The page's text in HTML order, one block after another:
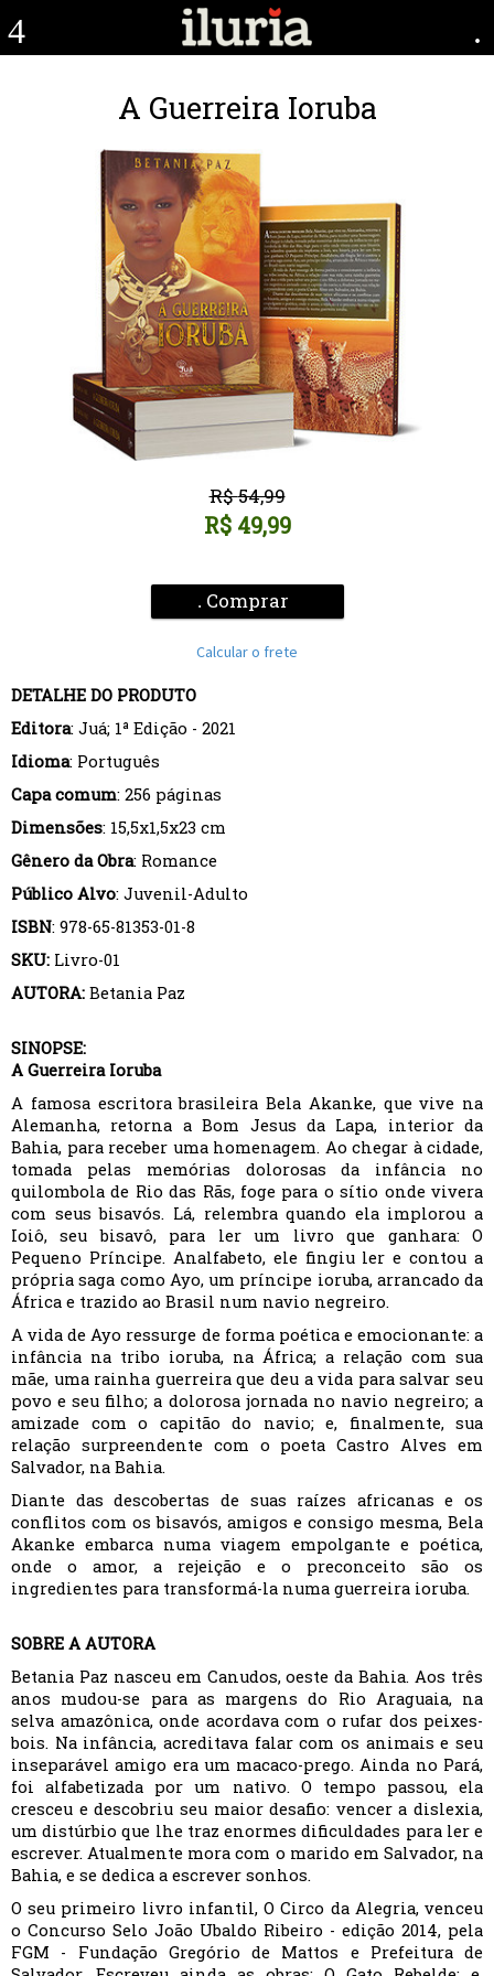
4 .
A Guerreira Ioruba
R$54,99
R$ 49,99
. Comprar
Calcular o frete
DETALHE DO PRODUTO
Editora: Juá; 1ª Edição - 2021
Idioma: Português
Capa comum: 256 páginas
Dimensões: 15,5x1,5x23 cm
Gênero da Obra: Romance
Público Alvo: Juvenil-Adulto
ISBN: 978-65-81353-01-8
SKU: Livro-01
AUTORA: Betania Paz
SINOPSE:
A Guerreira Ioruba
A famosa escritora brasileira Bela Akanke, que vive na
Alemanha, retorna a Bom Jesus da Lapa, interior da
Bahia, para receber uma homenagem. Ao chegar à cidade,
tomada pelas memórias dolorosas da infância no
quilombola de Rio das Rãs, foge para o sítio onde vivera
com seus bisavós. Lá, relembra quando ela implorou a
Ioiô, seu bisavô, para ler um livro que ganhara: O
Pequeno Príncipe. Analfabeto, ele fingiu ler e contou a
própria saga como Ayo, um príncipe ioruba, arrancado da
África e trazido ao Brasil num navio negreiro.
A vida de Ayo ressurge de forma poética e emocionante: a
infância na tribo ioruba, na África; a relação com sua
mãe, uma rainha guerreira que deu a vida para salvar seu
povo e seu filho; a dolorosa jornada no navio negreiro; a
amizade com o capitão do navio; e, finalmente, sua
relação surpreendente com o poeta Castro Alves em
Salvador, na Bahia.
Diante das descobertas de suas raízes africanas e os
conflitos com os bisavós, amigos e consigo mesma, Bela
Akanke embarca numa viagem empolgante e poética,
onde o amor, a rejeição e o preconceito são os
ingredientes para transformá-la numa guerreira ioruba.
SOBRE A AUTORA
Betania Paz nasceu em Canudos, oeste da Bahia. Aos três
anos mudou-se para as margens do Rio Araguaia, na
selva amazônica, onde acordava com o rufar dos peixes-
bois. Na infância, acreditava falar com os animais e seu
inseparável amigo era um macaco-prego. Ainda no Pará,
foi alfabetizada por um nativo. O tempo passou, ela
cresceu e descobriu seu maior desafio: vencer a dislexia,
um distúrbio que lhe traz enormes dificuldades para ler e
escrever. Atualmente mora com o marido em Salvador, na
Bahia, e se dedica a escrever sonhos.
O seu primeiro livro infantil, O Circo da Alegria, venceu
o Concurso Selo João Ubaldo Ribeiro - edição 2014, pela
FGM - Fundação Gregório de Mattos e Prefeitura de